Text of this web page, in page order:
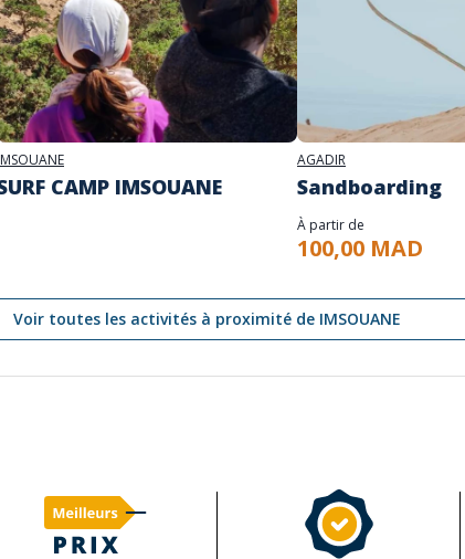
CAMP IMSOUANE
AGADIR
Sandboarding
À partir de
100,00 MAD
Voir toutes les activités à proximité de IMSOUANE